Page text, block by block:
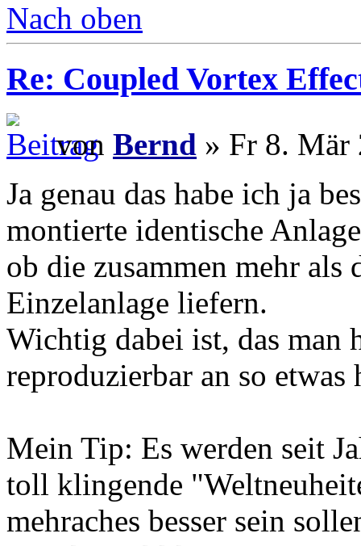
Nach oben
Re: Coupled Vortex
von Bernd » Fr 8. Mär
Ja genau das habe ich ja
montierte identische
ob die zusammen mehr als
Einzelanlage liefern.
Wichtig dabei ist, das man
reproduzierbar an so etwas
Mein Tip: Es werden seit
toll klingende
mehraches besser sein